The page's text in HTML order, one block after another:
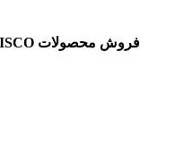
فروش محصولات CISCO